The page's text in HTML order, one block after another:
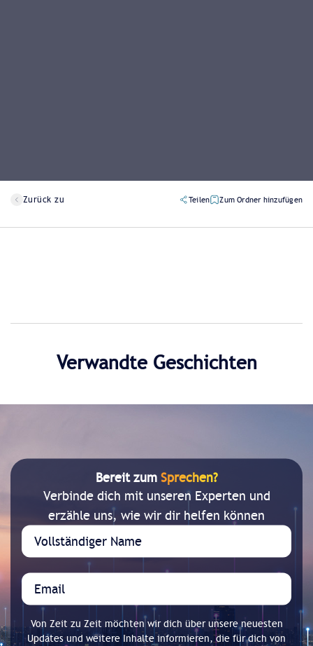
Zurück zu Teilen Zum Ordner hinzufügen
Verwandte Geschichten
Bereit zum Sprechen?
Verbinde dich mit unseren Experten und
erzähle uns, wie wir dir helfen können
Von Zeit zu Zeit möchten wir dich über unsere neuesten
Updates und weitere Inhalte informieren, die für dich von